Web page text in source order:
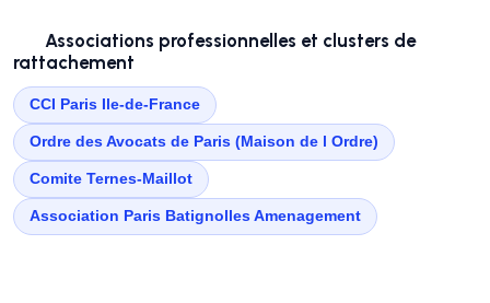
Associations professionnelles et clusters de
rattachement
CCI Paris Ile-de-France
Ordre des Avocats de Paris (Maison de l Ordre)
Comite Ternes-Maillot
Association Paris Batignolles Amenagement